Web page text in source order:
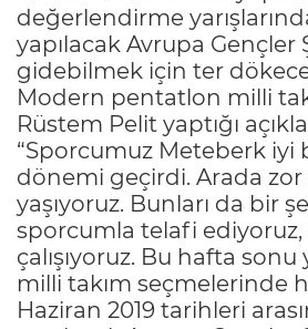
değerlendirme
yapılacak Avrupa Gençler
gidebilmek için ter
Modern pentatlon milli
Rüstem Pelit yaptığı
“Sporcumuz Meteberk iyi
dönemi geçirdi. Arada
yaşıyoruz. Bunları da bir
sporcumla telafi
çalışıyoruz. Bu hafta sonu
milli takım seçmelerinde
Haziran 2019 tarihleri